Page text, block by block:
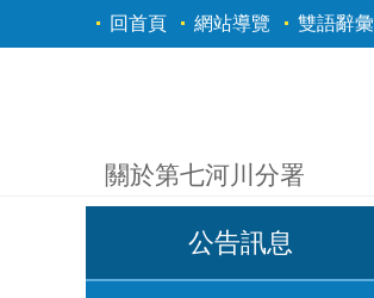
跳到主要內容區塊
回首頁 網站導覽 雙語辭彙
關於第七河川分署
公告訊息